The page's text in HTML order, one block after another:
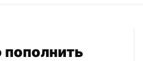
пополнить